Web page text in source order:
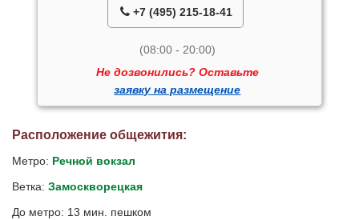
+7 (495) 215-18-41
(08:00 - 20:00)
Не дозвонились? Оставьте
заявку на размещение
Расположение общежития:
Метро: Речной вокзал
Ветка: Замоскворецкая
До метро: 13 мин. пешком